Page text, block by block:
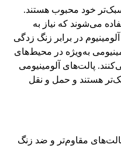
خود محبوب هستند.
می‌شوند که نیاز به
در برابر زنگ زدگی
به‌ویژه در محیط‌های
پالت‌های آلومینیومی
هستند و حمل و نقل
مقاوم‌تر و ضد زنگ